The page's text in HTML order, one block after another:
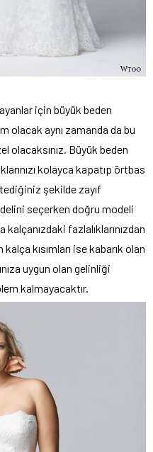
için büyük beden
olacak aynı zamanda da bu
olacaksınız. Büyük beden
kolayca kapatıp örtbas
şekilde zayıf
seçerken doğru modeli
fazlalıklarınızdan
kısımları ise kabarık olan
uygun olan gelinliği
kalmayacaktır.